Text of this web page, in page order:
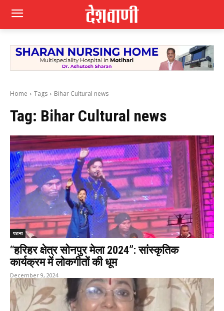
Home Tags Bihar Cultural news
Tag: Bihar Cultural news
पटना
“हरिहर क्षेत्र सोनपुर मेला 2024”: सांस्कृतिक
कार्यक्रम में लोकगीतों की धूम
December 9, 2024